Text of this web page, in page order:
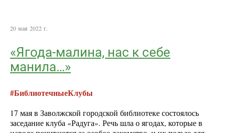
20 мая 2022 г.
«Ягода-малина, нас к себе
манила…»
#БиблиотечныеКлубы
17 мая в Заволжской городской библиотеке состоялось
заседание клуба «Радуга». Речь шла о ягодах, которые в